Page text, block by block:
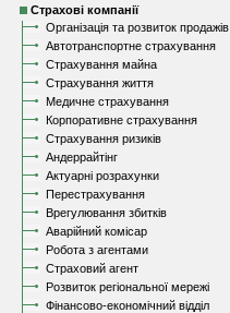
Страхові компанії
Організація та розвиток продажів
Автотранспортне страхування
Страхування майна
Страхування життя
Медичне страхування
Корпоративне страхування
Страхування ризиків
Андеррайтінг
Актуарні розрахунки
Перестрахування
Врегулювання збитків
Аварійний комісар
Робота з агентами
Страховий агент
Розвиток регіональної мережі
Фінансово-економічний відділ